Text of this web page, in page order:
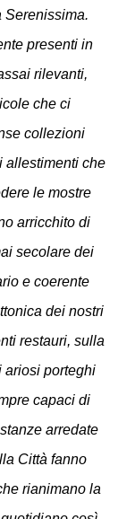
Serenissima.
presenti in
rilevanti,
che ci
collezioni
allestimenti che
le mostre
arricchito di
secolare dei
e coerente
dei nostri
restauri, sulla
ariosi porteghi
capaci di
arredate
Città fanno
rianimano la